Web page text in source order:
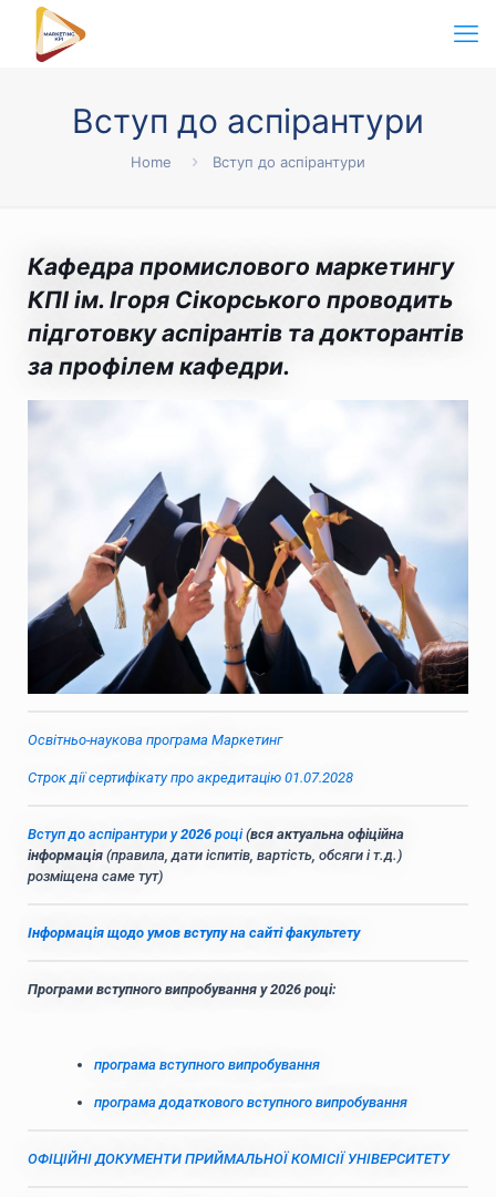
Вступ до аспірантури
Home Вступ до аспірантури
Кафедра промислового маркетингу
КПІ ім. Ігоря Сікорського проводить
підготовку аспірантів та докторантів
за профілем кафедри.
Освітньо-наукова програма Маркетинг
Строк дії сертифікату про акредитацію 01.07.2028
Вступ до аспірантури у2026 році(вся актуальна офіційна
інформація (правила, дати іспитів, вартість, обсяги і т.д.)
розміщена саме тут)
Інформація щодо умов вступу на сайті факультету
Програми вступного випробування у 2026 році:
програма вступного випробування
програма додаткового вступного випробування
ОФІЦІЙНІ ДОКУМЕНТИ ПРИЙМАЛЬНОЇ КОМІСІЇ УНІВЕРСИТЕТУ